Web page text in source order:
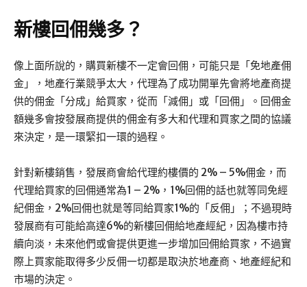
新樓回佣幾多？
像上面所說的，購買新樓不一定會回佣，可能只是「免地產佣
金」，地產行業競爭太大，代理為了成功開單先會將地產商提
供的佣金「分成」給買家，從而「減佣」或「回佣」。回佣金
額幾多會按發展商提供的佣金有多大和代理和買家之間的協議
來決定，是一環緊扣一環的過程。
針對新樓銷售，發展商會給代理約樓價的 2% – 5%佣金，而
代理給買家的回佣通常為1 – 2%，1%回佣的話也就等同免經
紀佣金，2%回佣也就是等同給買家1%的「反佣」；不過現時
發展商有可能給高達6%的新樓回佣給地產經紀，因為樓市持
續向淡，未來他們或會提供更進一步增加回佣給買家，不過實
際上買家能取得多少反佣一切都是取決於地產商、地產經紀和
市場的決定。